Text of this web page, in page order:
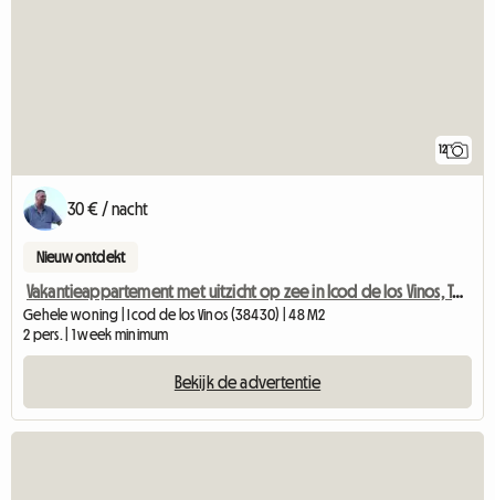
12
30 € / nacht
Nieuw ontdekt
Vakantieappartement met uitzicht op zee in Icod de los Vinos, Tenerife
Gehele woning | Icod de los Vinos (38430) | 48 M2
2 pers. | 1 week minimum
Bekijk de advertentie